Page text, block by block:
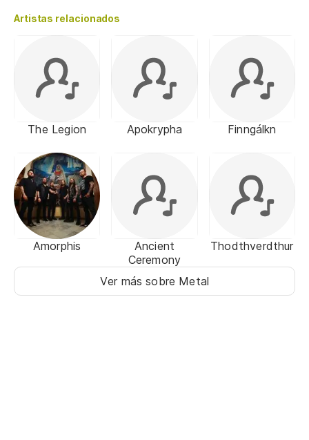
Artistas relacionados
The Legion Apokrypha Finngálkn
Amorphis
Ancient
Ceremony
Thodthverdthur
Ver más sobre Metal